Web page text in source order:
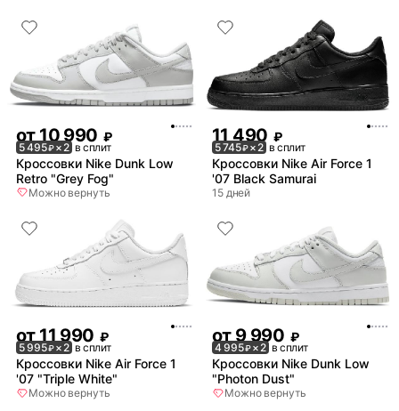
от 10 990 ₽
5 495₽× 2 в сплит
Кроссовки Nike Dunk Low
Retro "Grey Fog"
Можно вернуть
11 490 ₽
5 745₽× 2 в сплит
Кроссовки Nike Air Force 1
'07 Black Samurai
15 дней
от11 990 ₽
5 995₽× 2 в сплит
Кроссовки Nike Air Force 1
'07 "Triple White"
Можно вернуть
от9 990 ₽
4 995₽× 2 в сплит
Кроссовки Nike Dunk Low
"Photon Dust"
Можно вернуть